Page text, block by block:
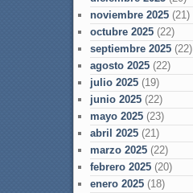
noviembre 2025(21)
octubre 2025(22)
septiembre 2025(22)
agosto 2025(22)
julio 2025(19)
junio 2025(22)
mayo 2025(23)
abril 2025(21)
marzo 2025(22)
febrero 2025(20)
enero 2025(18)